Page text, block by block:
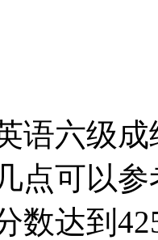
语六级
点可以
数达到